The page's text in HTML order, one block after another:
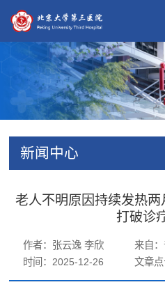
新闻中心
老人不明原因持续发热
打破诊
作者：张云逸 李欣
来自
时间：2025-12-26
文章